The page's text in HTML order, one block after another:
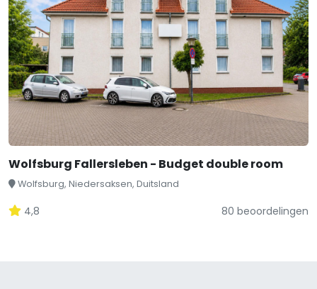
Wolfsburg Fallersleben - Budget double room
Wolfsburg, Niedersaksen, Duitsland
4,8 80 beoordelingen